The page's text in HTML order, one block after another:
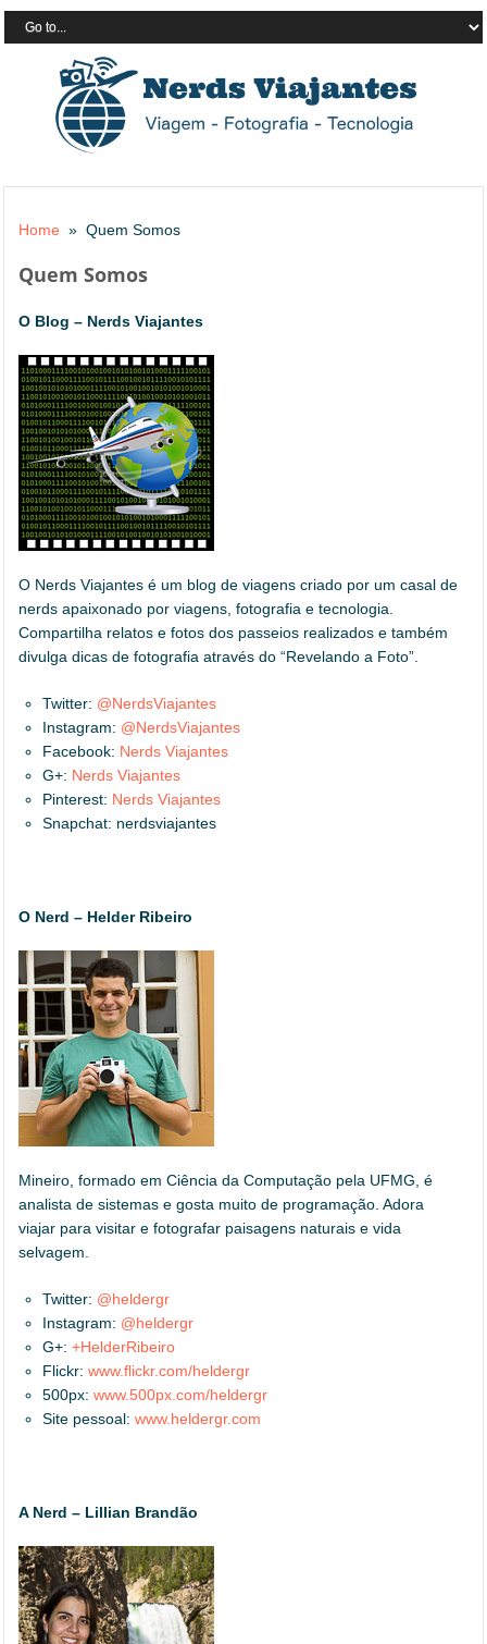
Home » Quem Somos
Quem Somos
O Blog – Nerds Viajantes
O Nerds Viajantes é um blog de viagens criado por um casal de
nerds apaixonado por viagens, fotografia e tecnologia.
Compartilha relatos e fotos dos passeios realizados e também
divulga dicas de fotografia através do “Revelando a Foto”.
Twitter: @NerdsViajantes
Instagram: @NerdsViajantes
Facebook: Nerds Viajantes
G+: Nerds Viajantes
Pinterest: Nerds Viajantes
Snapchat: nerdsviajantes
O Nerd – Helder Ribeiro
Mineiro, formado em Ciência da Computação pela UFMG, é
analista de sistemas e gosta muito de programação. Adora
viajar para visitar e fotografar paisagens naturais e vida
selvagem.
Twitter: @heldergr
Instagram: @heldergr
G+:+HelderRibeiro
Flickr:www.flickr.com/heldergr
500px:www.500px.com/heldergr
Site pessoal:www.heldergr.com
A Nerd – Lillian Brandão